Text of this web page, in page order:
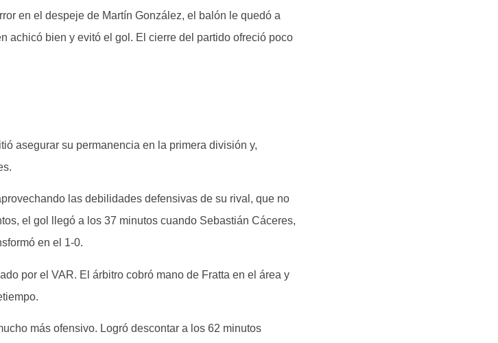
en el despeje de Martín González, el balón le quedó a
achicó bien y evitó el gol. El cierre del partido ofreció poco
asegurar su permanencia en la primera división y,
las debilidades defensivas de su rival, que no
el gol llegó a los 37 minutos cuando Sebastián Cáceres,
en el 1-0.
por el VAR. El árbitro cobró mano de Fratta en el área y
más ofensivo. Logró descontar a los 62 minutos